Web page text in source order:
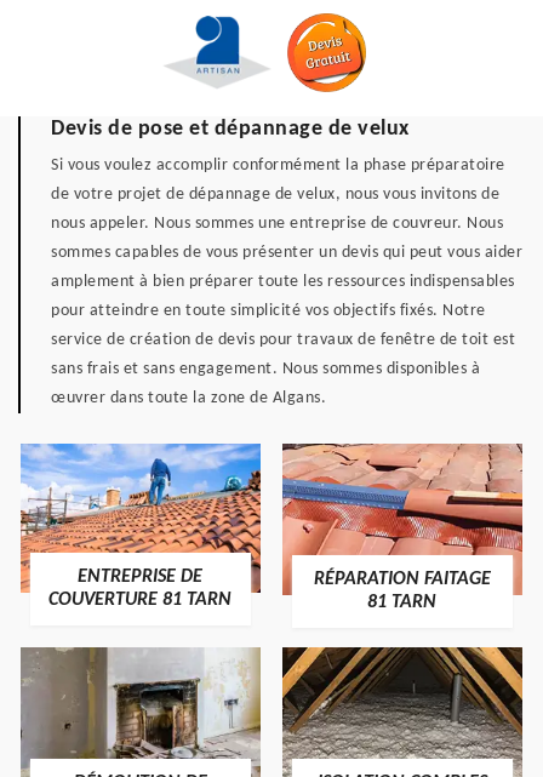
Devis de pose et dépannage de velux
Si vous voulez accomplir conformément la phase préparatoire
de votre projet de dépannage de velux, nous vous invitons de
nous appeler. Nous sommes une entreprise de couvreur. Nous
sommes capables de vous présenter un devis qui peut vous aider
amplement à bien préparer toute les ressources indispensables
pour atteindre en toute simplicité vos objectifs fixés. Notre
service de création de devis pour travaux de fenêtre de toit est
sans frais et sans engagement. Nous sommes disponibles à
œuvrer dans toute la zone de Algans.
ENTREPRISE DE
COUVERTURE 81 TARN
RÉPARATION FAITAGE
81 TARN